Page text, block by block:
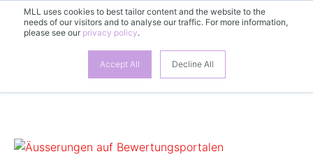
MLL uses cookies to best tailor content and the website to the
needs of our visitors and to analyse our traffic. For more information,
please see our privacy policy.
Accept All Decline All
DE